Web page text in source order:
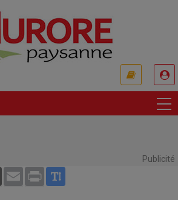
Publicité
X Email Print